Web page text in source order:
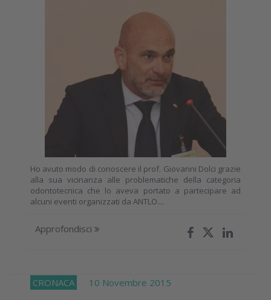
Ho avuto modo di conoscere il prof. Giovanni Dolci grazie
alla sua vicinanza alle problematiche della categoria
odontotecnica che lo aveva portato a partecipare ad
alcuni eventi organizzati da ANTLO....
Approfondisci
CRONACA 10 Novembre 2015